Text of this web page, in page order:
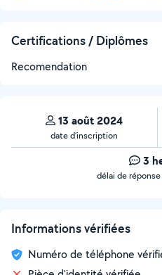
Certifications / Diplômes
Recomendation
13 août 2024
date d’inscription
3
délai de
Informations vérifiées
Numéro de téléphone